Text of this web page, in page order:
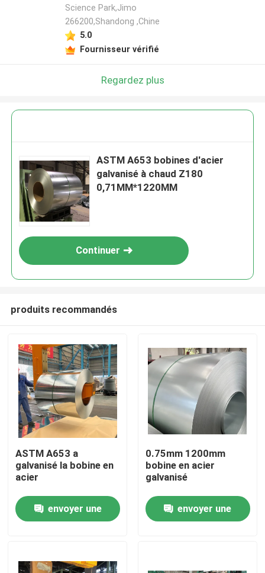
À la maison
À propos de nous
Science Park,Jimo
266200,Shandong ,Chine
5.0
Fournisseur vérifié
Regardez plus
ASTM A653 bobines d'acier
galvanisé à chaud Z180
0,71MM*1220MM
Continuer
produits recommandés
ASTM A653 a
galvanisé la bobine en
acier
envoyer une
0.75mm 1200mm
bobine en acier
galvanisé
envoyer une